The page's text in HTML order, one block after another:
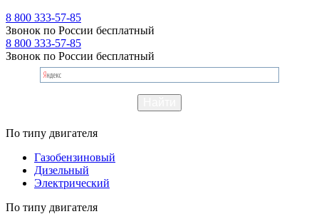
8 800 333-57-85
Звонок по России бесплатный
8 800 333-57-85
Звонок по России бесплатный
По типу двигателя
Газобензиновый
Дизельный
Электрический
По типу двигателя